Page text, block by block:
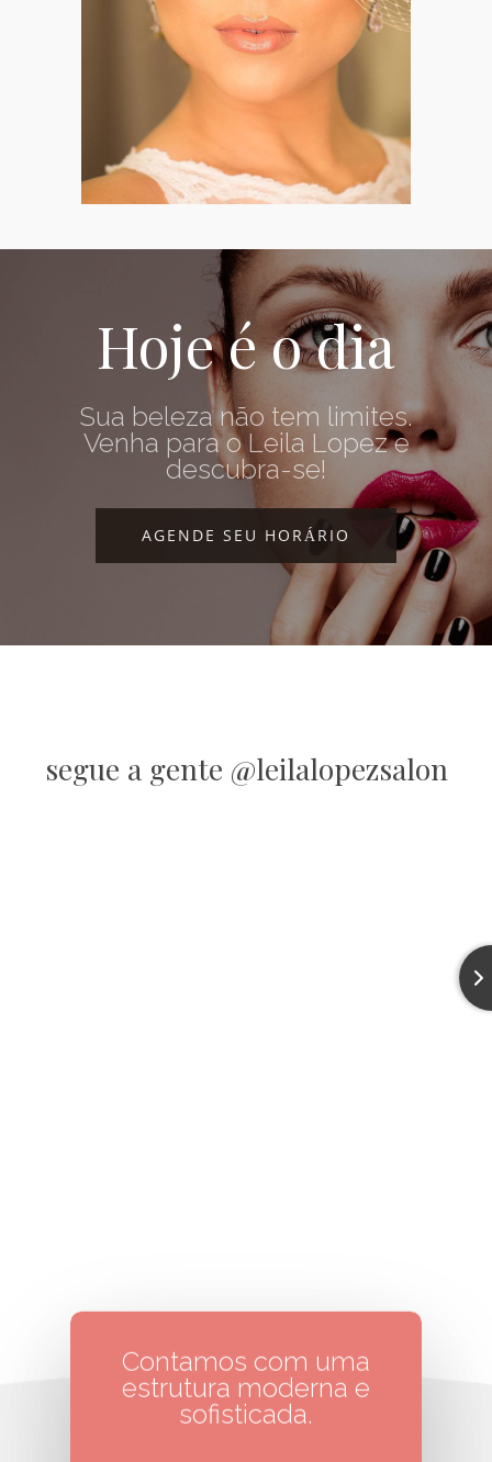
Hoje é o dia
Sua beleza não tem limites.
Venha para o Leila Lopez e
descubra-se!
AGENDE SEU HORÁRIO
segue a gente @leilalopezsalon
Contamos com uma
estrutura moderna e
sofisticada.